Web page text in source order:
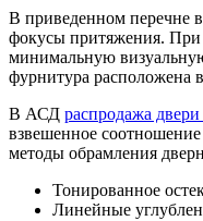
В приведенном перечне
фокусы притяжения. При
минимальную
фурнитура расположена
В АСД распродажа
взвешенное
методы обрамления
Тонированное
Линейные